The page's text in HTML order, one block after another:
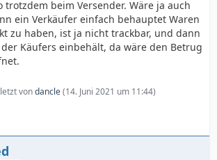
trotzdem beim Versender. Wäre ja auch
ein Verkäufer einfach behauptet Waren
zu haben, ist ja nicht trackbar, und dann
Käufers einbehält, da wäre den Betrug
vondancle(14. Juni 2021 um 11:44)